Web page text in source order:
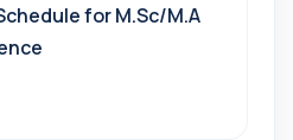
for M.Sc/M.A